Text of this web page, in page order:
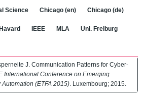
Science Chicago (en) Chicago (de)
IEEE MLA Uni. Freiburg
J. Communication Patterns for Cyber-
International Conference on Emerging
(ETFA 2015) . Luxembourg; 2015.